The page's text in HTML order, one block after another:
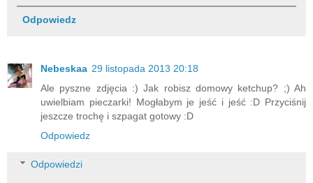
Odpowiedz
Nebeskaa 29 listopada 2013 20:18
Ale pyszne zdjęcia :) Jak robisz domowy ketchup? ;) Ah
uwielbiam pieczarki! Mogłabym je jeść i jeść :D Przyciśnij
jeszcze trochę i szpagat gotowy :D
Odpowiedz
Odpowiedzi